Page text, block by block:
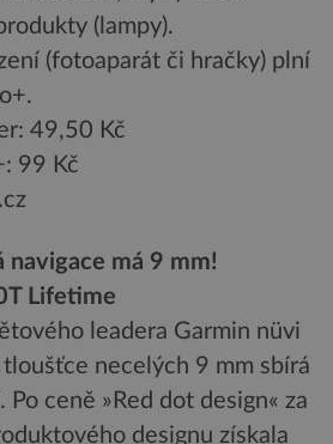
(lampy).
(fotoaparát či hračky) plní
49,50 Kč
99 Kč
navigace má 9 mm!
Lifetime
leadera Garmin nüvi
necelých 9 mm sbírá
ceně »Red dot design« za
designu získala